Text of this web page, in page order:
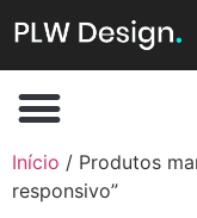
Início / Produtos
responsivo”